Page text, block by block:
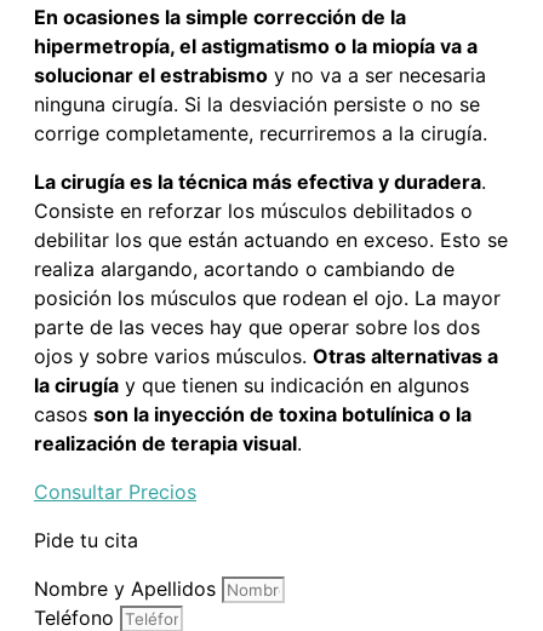
En ocasiones la simple corrección de la
hipermetropía, el astigmatismo o la miopía va a
solucionar el estrabismo y no va a ser necesaria
ninguna cirugía. Si la desviación persiste o no se
corrige completamente, recurriremos a la cirugía.
La cirugía es la técnica más efectiva y duradera.
Consiste en reforzar los músculos debilitados o
debilitar los que están actuando en exceso. Esto se
realiza alargando, acortando o cambiando de
posición los músculos que rodean el ojo. La mayor
parte de las veces hay que operar sobre los dos
ojos y sobre varios músculos. Otras alternativas a
la cirugía y que tienen su indicación en algunos
casos son la inyección de toxina botulínica o la
realización de terapia visual.
Consultar Precios
Pide tu cita
Nombre y Apellidos
Teléfono